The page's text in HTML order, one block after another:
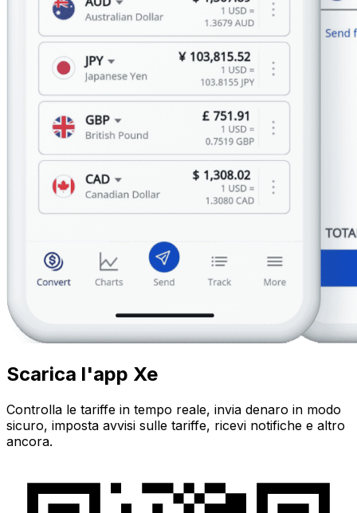
Scarica l'app Xe
Controlla le tariffe in tempo reale, invia denaro in modo
sicuro, imposta avvisi sulle tariffe, ricevi notifiche e altro
ancora.